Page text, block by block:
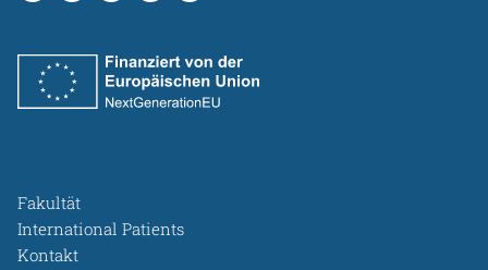
Fakultät
International Patients
Kontakt